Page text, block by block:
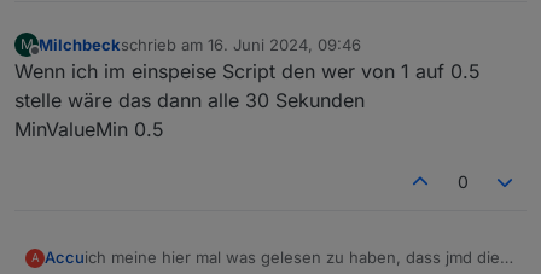
M
Offline
Milchbeckschrieb am 16. Juni 2024, 09:46
zuletzt editiert von
Wenn ich im einspeise Script den wer von 1 auf 0.5
stelle wäre das dann alle 30 Sekunden
MinValueMin 0.5
0
A Accuich meine hier mal was gelesen zu haben, dass jmd die